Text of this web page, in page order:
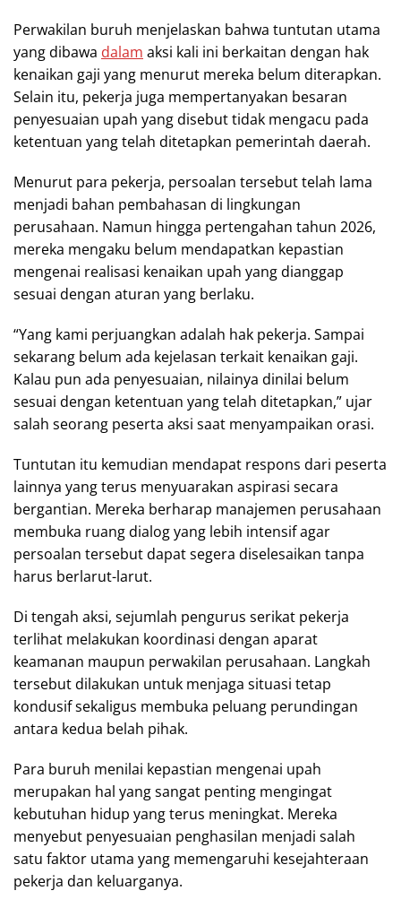
Perwakilan buruh menjelaskan bahwa tuntutan utama
yang dibawa dalam aksi kali ini berkaitan dengan hak
kenaikan gaji yang menurut mereka belum diterapkan.
Selain itu, pekerja juga mempertanyakan besaran
penyesuaian upah yang disebut tidak mengacu pada
ketentuan yang telah ditetapkan pemerintah daerah.
Menurut para pekerja, persoalan tersebut telah lama
menjadi bahan pembahasan di lingkungan
perusahaan. Namun hingga pertengahan tahun 2026,
mereka mengaku belum mendapatkan kepastian
mengenai realisasi kenaikan upah yang dianggap
sesuai dengan aturan yang berlaku.
“Yang kami perjuangkan adalah hak pekerja. Sampai
sekarang belum ada kejelasan terkait kenaikan gaji.
Kalau pun ada penyesuaian, nilainya dinilai belum
sesuai dengan ketentuan yang telah ditetapkan,” ujar
salah seorang peserta aksi saat menyampaikan orasi.
Tuntutan itu kemudian mendapat respons dari peserta
lainnya yang terus menyuarakan aspirasi secara
bergantian. Mereka berharap manajemen perusahaan
membuka ruang dialog yang lebih intensif agar
persoalan tersebut dapat segera diselesaikan tanpa
harus berlarut-larut.
Di tengah aksi, sejumlah pengurus serikat pekerja
terlihat melakukan koordinasi dengan aparat
keamanan maupun perwakilan perusahaan. Langkah
tersebut dilakukan untuk menjaga situasi tetap
kondusif sekaligus membuka peluang perundingan
antara kedua belah pihak.
Para buruh menilai kepastian mengenai upah
merupakan hal yang sangat penting mengingat
kebutuhan hidup yang terus meningkat. Mereka
menyebut penyesuaian penghasilan menjadi salah
satu faktor utama yang memengaruhi kesejahteraan
pekerja dan keluarganya.